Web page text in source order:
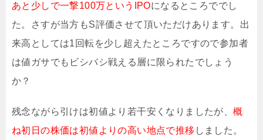
あと少しで一撃100万というIPOになるところででし
た。さすが当方もS評価させて頂いただけあります。出
来高としては1回転を少し超えたところですので参加者
は値ガサでもビシバシ戦える層に限られたでしょう
か？
残念ながら引けは初値より若干安くなりましたが、概
ね初日の株価は初値よりの高い地点で推移 しました。